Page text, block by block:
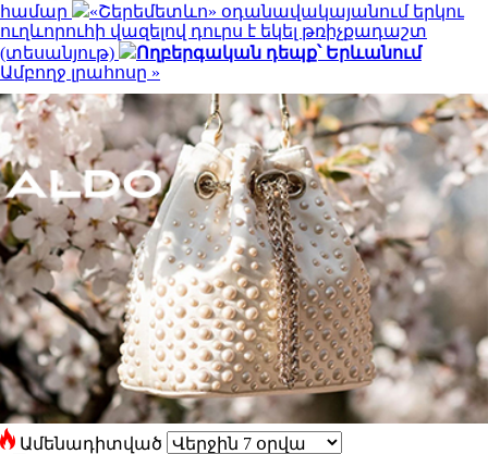
համար
«Շերեմետևո» օդանավակայանում երկու
ուղևորուհի վազելով դուրս է եկել թռիչքադաշտ
(տեսանյութ)
Ողբերգական դեպք՝ Երևանում
Ամբողջ լրահոսը »
Ամենադիտված